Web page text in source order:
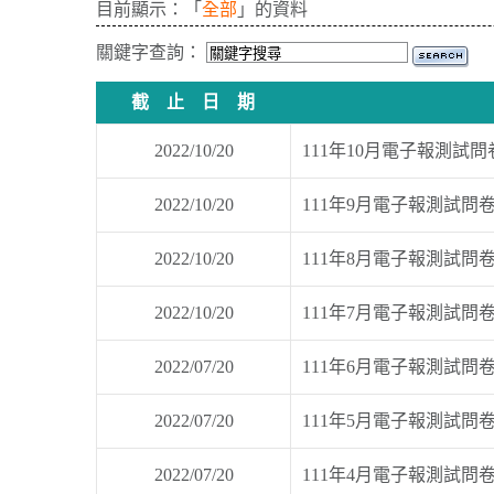
目前顯示：「 全部 」的資料
關鍵字查詢：
截 止 日 期
2022/10/20 111年10月電子報測試問
2022/10/20 111年9月電子報測試問
2022/10/20 111年8月電子報測試問
2022/10/20 111年7月電子報測試問
2022/07/20 111年6月電子報測試問
2022/07/20 111年5月電子報測試問
2022/07/20 111年4月電子報測試問